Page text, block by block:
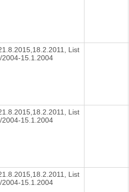
List
2004-15.1.2004
List
2004-15.1.2004
List
2004-15.1.2004